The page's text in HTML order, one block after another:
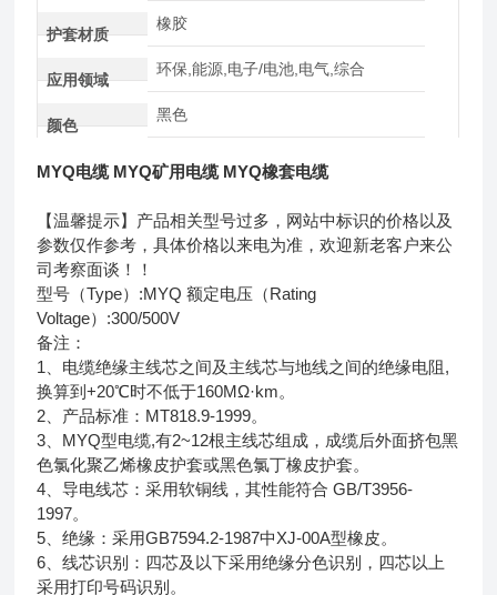
护套材质
橡胶
应用领域
环保,能源,电子/电池,电气,综合
颜色
黑色
MYQ电缆 MYQ矿用电缆 MYQ橡套电缆
【温馨提示】产品相关型号过多，网站中标识的价格以及
参数仅作参考，具体价格以来电为准，欢迎新老客户来公
司考察面谈！！
型号（Type）:MYQ 额定电压（Rating
Voltage）:300/500V
备注：
1、电缆绝缘主线芯之间及主线芯与地线之间的绝缘电阻,
换算到+20℃时不低于160MΩ·km。
2、产品标准：MT818.9-1999。
3、MYQ型电缆,有2~12根主线芯组成，成缆后外面挤包黑
色氯化聚乙烯橡皮护套或黑色氯丁橡皮护套。
4、导电线芯：采用软铜线，其性能符合 GB/T3956-
1997。
5、绝缘：采用GB7594.2-1987中XJ-00A型橡皮。
6、线芯识别：四芯及以下采用绝缘分色识别，四芯以上
采用打印号码识别。